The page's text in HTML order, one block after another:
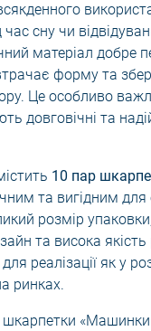
час сну чи
матеріал добре
форму та
Це особливо
довговічні та
10 пар
та вигідним для
розмір
та висока
реалізації як у
ринках.